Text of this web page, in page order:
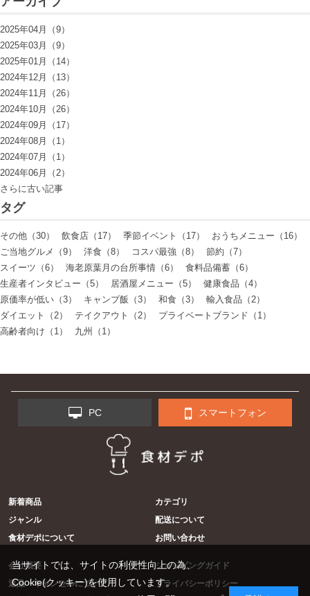
2025年04月（9）
2025年03月（9）
2025年01月（14）
2024年12月（13）
2024年11月（26）
2024年10月（26）
2024年09月（17）
2024年08月（1）
2024年07月（1）
2024年06月（2）
さらに古い記事
タグ
その他（30） 飲食店（17） 季節イベント（17）
おうちメニュー（16）
ご当地グルメ（9）
洋食（8） コスパ最強（8）
節約（7）
スイーツ（6）
海老原葉月の台所事情（6）
食料品備蓄（6）
生産者インタビュー（5）
居酒屋メニュー（5）
健康食品（4）
原価率が低い（3）
キャンプ飯（3） 和食（3）
輸入食品（2）
ダイエット（2）
テイクアウト（2）
プライベートブランド（1）
高齢者向け（1）
九州（1）
PC スマートフォン
新着商品
カテゴリ
ジャンル
配送について
食材デポについて
お問い合わせ
会社概要
ショッピングガイド
返品・キャンセルについて
プライバシーポリシー
当サイトでは、サイトの利便性向上の為、
Cookie(クッキー)を使用しています。